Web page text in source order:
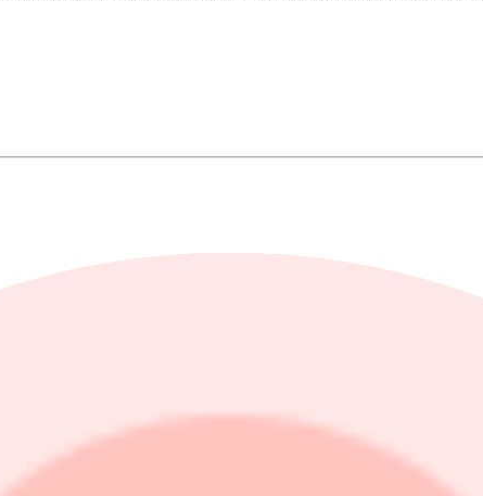
tillräckliga leveranser av viktiga mineraler.
för att nå en ny rekordnivå på 93,75 dollar per uns.